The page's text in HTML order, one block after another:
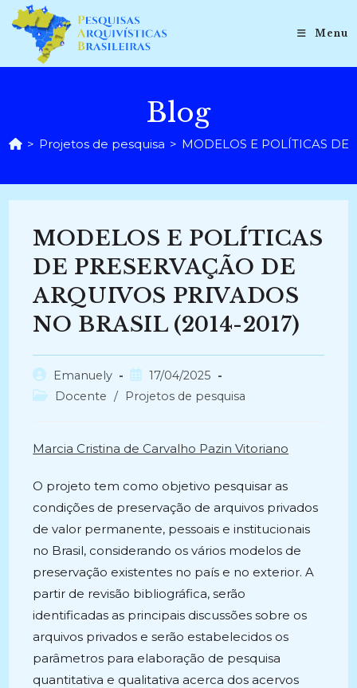
para
conteúdo
Menu
Blog
> Projetos de pesquisa > MODELOS E POLÍTICAS DE
MODELOS E POLÍTICAS
DE PRESERVAÇÃO DE
ARQUIVOS PRIVADOS
NO BRASIL (2014-2017)
Autor
do
Emanuely
Post
publicado:
17/04/2025
Categoria
Docente / Projetos de pesquisa
Marcia Cristina de Carvalho Pazin Vitoriano
O projeto tem como objetivo pesquisar as
condições de preservação de arquivos privados
de valor permanente, pessoais e institucionais
no Brasil, considerando os vários modelos de
preservação existentes no país e no exterior. A
partir de revisão bibliográfica, serão
identificadas as principais discussões sobre os
arquivos privados e serão estabelecidos os
parâmetros para elaboração de pesquisa
quantitativa e qualitativa acerca dos acervos